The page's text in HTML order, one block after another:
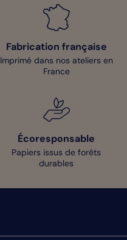
Fabrication française
Imprimé dans nos ateliers en
France
Écoresponsable
Papiers issus de forêts
durables